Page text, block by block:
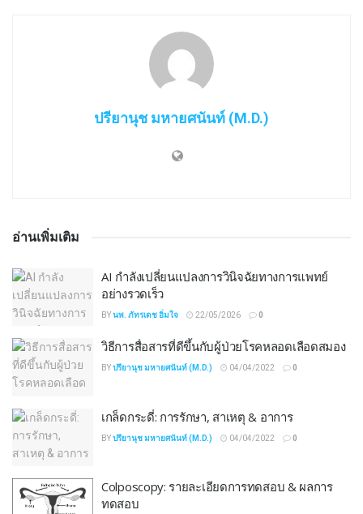
ปรียานุช มหายศนันท์ (M.D.)
อ่านเพิ่มเติม
AI กำลังเปลี่ยนแปลงการวินิจฉัยทางการแพทย์
อย่างรวดเร็ว
BYนพ. ภัทรเดช อิ่มใจ 22/05/2026 0
วิธีการสื่อสารที่ดีขึ้นกับผู้ป่วยโรคหลอดเลือดสมอง
BYปรียานุช มหายศนันท์ (M.D.) 04/04/2022 0
เกล็ดกระดี่: การรักษา, สาเหตุ & อาการ
BYปรียานุช มหายศนันท์ (M.D.) 04/04/2022 0
Colposcopy: รายละเอียดการทดสอบ & ผลการ
ทดสอบ